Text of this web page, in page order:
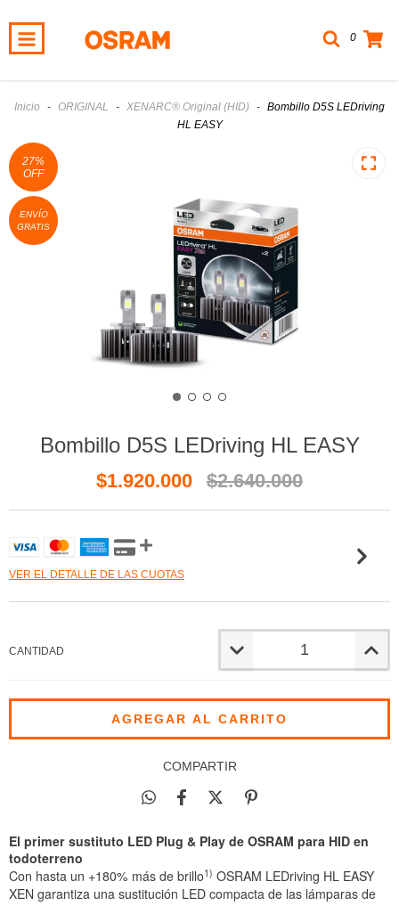
0
Inicio - ORIGINAL - XENARC® Original (HID) - Bombillo D5S LEDriving
HL EASY
27%
OFF
ENVÍO
GRATIS
Bombillo D5S LEDriving HL EASY
$1.920.000 $2.640.000
VER EL DETALLE DE LAS CUOTAS
CANTIDAD
COMPARTIR
El primer sustituto LED Plug & Play de OSRAM para HID en
todoterreno
Con hasta un +180% más de brillo1) OSRAM LEDriving HL EASY
XEN garantiza una sustitución LED compacta de las lámparas de